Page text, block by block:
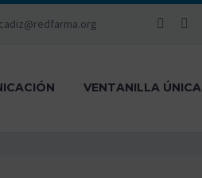
VENTANILLA ÚNICA